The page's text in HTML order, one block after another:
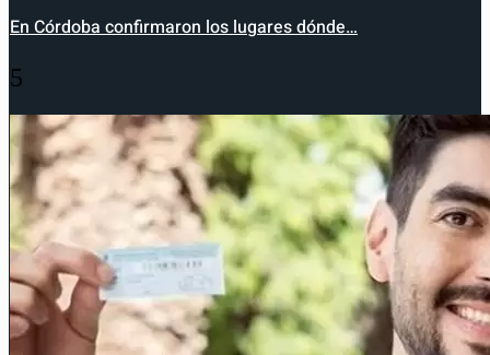
En Córdoba confirmaron los lugares dónde…
5